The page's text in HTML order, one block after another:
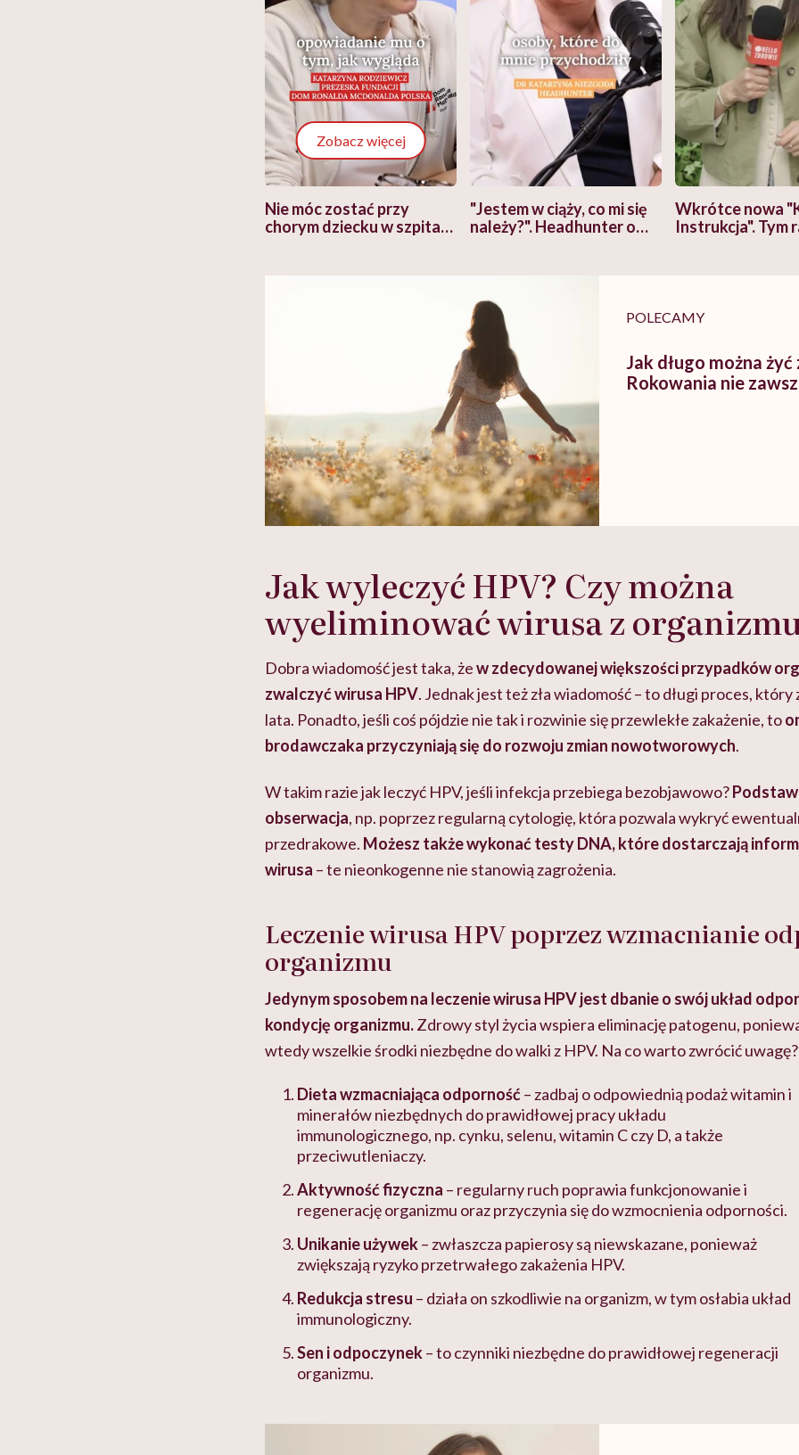
Zobacz więcej
Nie móc zostać przy
chorym dziecku w szpitalu
głupota i brak wyobraźni"
"Jestem w ciąży, co mi się
należy?". Headhunter o
Wkrótce nowa
Instrukcja". Tym
POLECAMY
Jak długo można żyć
Rokowania nie
Jak wyleczyć HPV? Czy można
wyeliminować wirusa z
Dobra wiadomość jest taka, żew zdecydowanej większości przypadków
zwalczyć wirusa HPV. Jednak jest też zła wiadomość – to długi proces, który
lata. Ponadto, jeśli coś pójdzie nie tak i rozwinie się przewlekłe zakażenie, to
brodawczaka przyczyniają się do rozwoju zmian nowotworowych.
W takim razie jak leczyć HPV, jeśli infekcja przebiega bezobjawowo?
obserwacja, np. poprzez regularną cytologię, która pozwala wykryć
przedrakowe. Możesz także wykonać testy DNA, które dostarczają
wirusa –te nieonkogenne nie stanowią zagrożenia.
Leczenie wirusa HPV poprzez wzmacnianie
organizmu
Jedynym sposobem na leczenie wirusa HPV jest dbanie o swój układ
kondycję organizmu.Zdrowy styl życia wspiera eliminację patogenu,
wtedy wszelkie środki niezbędne do walki z HPV. Na co warto zwrócić uwagę?
Dieta wzmacniająca odporność– zadbaj o odpowiednią podaż witamin i
minerałów niezbędnych do prawidłowej pracy układu
immunologicznego, np. cynku, selenu, witamin C czy D, a także
przeciwutleniaczy.
Aktywność fizyczna – regularny ruch poprawia funkcjonowanie i
regenerację organizmu oraz przyczynia się do wzmocnienia odporności.
Unikanie używek– zwłaszcza papierosy są niewskazane, ponieważ
zwiększają ryzyko przetrwałego zakażenia HPV.
Redukcja stresu – działa on szkodliwie na organizm, w tym osłabia układ
immunologiczny.
Sen i odpoczynek– to czynniki niezbędne do prawidłowej regeneracji
organizmu.